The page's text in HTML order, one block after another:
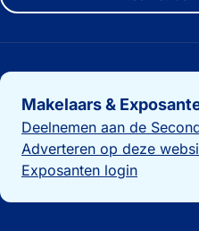
Belangrijke links
Makelaars &
Deelnemen aan de
Adverteren op deze
Exposanten login